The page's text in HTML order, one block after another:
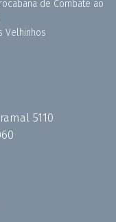
de Combate ao
Velhinhos
5110